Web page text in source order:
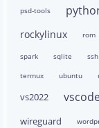
psd-tools
rockylinux rom
spark sqlite ssh
termux
ubuntu
vs2022
wireguard